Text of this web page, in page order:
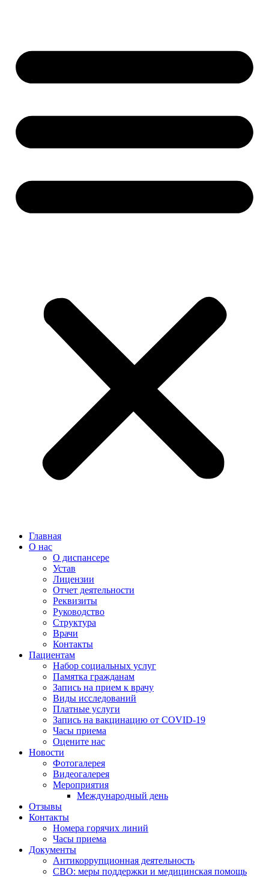
Главная
О нас
О диспансере
Устав
Лицензии
Отчет деятельности
Реквизиты
Руководство
Структура
Врачи
Контакты
Пациентам
Набор социальных услуг
Памятка гражданам
Запись на прием к врачу
Виды исследований
Платные услуги
Запись на вакцинацию от COVID-19
Часы приема
Оцените нас
Новости
Фотогалерея
Видеогалерея
Мероприятия
Международный день
Отзывы
Контакты
Номера горячих линий
Часы приема
Документы
Антикоррупционная деятельность
СВО: меры поддержки и медицинская помощь